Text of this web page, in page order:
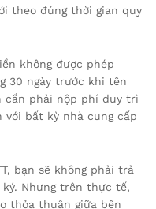
theo đúng thời gian quy
không được phép
30 ngày trước khi tên
cần phải nộp phí duy trì
bất kỳ nhà cung cấp
bạn sẽ không phải trả
Nhưng trên thực tế,
thỏa thuận giữa bên